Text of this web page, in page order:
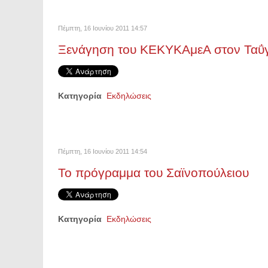
Πέμπτη, 16 Ιουνίου 2011 14:57
Ξενάγηση του ΚΕΚΥΚΑμεΑ στον
Κατηγορία Εκδηλώσεις
Πέμπτη, 16 Ιουνίου 2011 14:54
Το πρόγραμμα του Σαϊνοπούλειου
Κατηγορία Εκδηλώσεις